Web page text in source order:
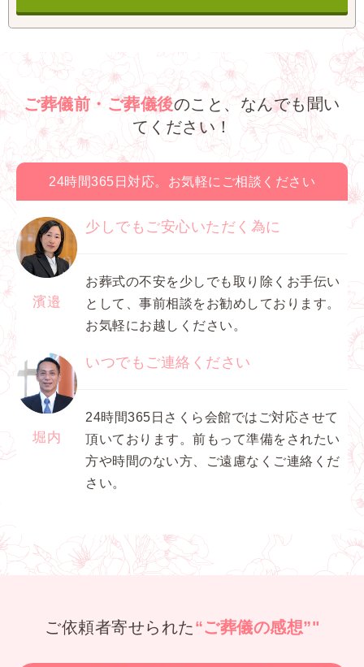
ご葬儀前・ご葬儀後のこと、なんでも聞い
てください！
24時間365日対応。お気軽にご相談ください
濱邉
少しでもご安心いただく為に
お葬式の不安を少しでも取り除くお手伝い
として、事前相談をお勧めしております。
お気軽にお越しください。
堀内
いつでもご連絡ください
24時間365日さくら会館ではご対応させて
頂いております。前もって準備をされたい
方や時間のない方、ご遠慮なくご連絡くだ
さい。
ご依頼者寄せられた“ご葬儀の感想”"